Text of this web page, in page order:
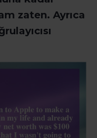
zaten. Ayrıca